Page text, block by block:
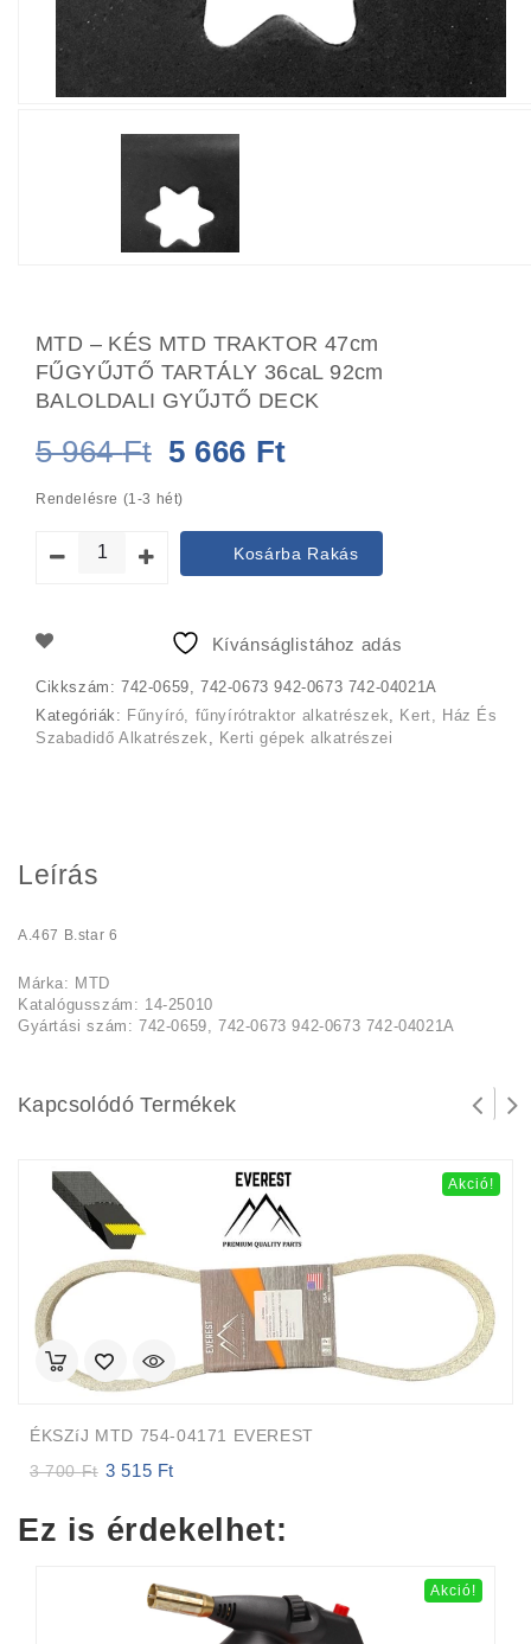
MTD – KÉS MTD TRAKTOR 47cm
FŰGYŰJTŐ TARTÁLY 36caL 92cm
BALOLDALI GYŰJTŐ DECK
5 964Ft Original
price
was:
964 Ft.
5 666 Ft
is:
5
Rendelésre (1-3 hét)
Kosárba Rakás
Kívánságlistához adás
Cikkszám: 742-0659, 742-0673 942-0673 742-04021A
Kategóriák: Fűnyíró, fűnyírótraktor alkatrészek
Kert, Ház És
Szabadidő Alkatrészek
Kerti gépek alkatrészei
Leírás
A.467 B.star 6
Márka: MTD
Katalógusszám: 14-25010
Gyártási szám: 742-0659, 742-0673 942-0673 742-04021A
Kapcsolódó Termékek
Akció!
ÉKSZíJ MTD 754-04171 EVEREST
3 700Ft Original
3
3 515 Ft
3
Ez is érdekelhet:
Akció!